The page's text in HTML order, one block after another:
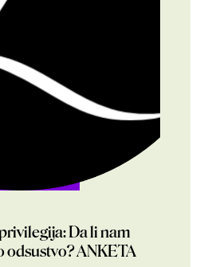
Da li nam
odsustvo? ANKETA